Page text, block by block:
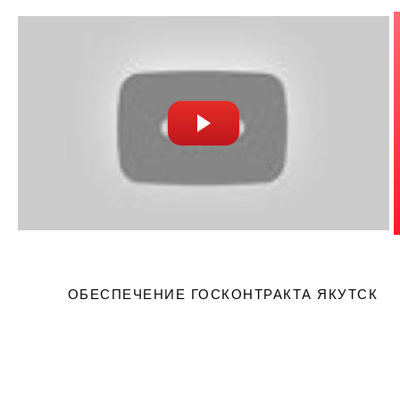
модели.
ОБЕСПЕЧЕНИЕ ГОСКОНТРАКТА ЯКУТСК